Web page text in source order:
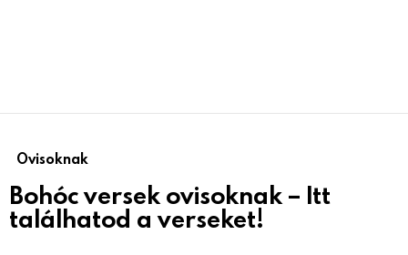
Ovisoknak
Bohóc versek ovisoknak – Itt
találhatod a verseket!